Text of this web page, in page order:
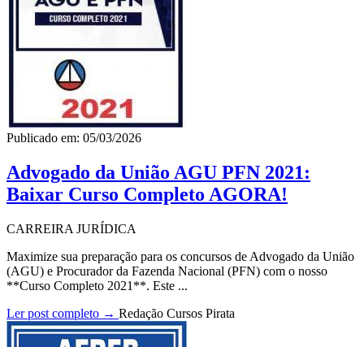
Publicado em: 05/03/2026
Advogado da União AGU PFN 2021:
Baixar Curso Completo AGORA!
CARREIRA JURÍDICA
Maximize sua preparação para os concursos de Advogado da União
(AGU) e Procurador da Fazenda Nacional (PFN) com o nosso
**Curso Completo 2021**. Este ...
Ler post completo → Redação Cursos Pirata